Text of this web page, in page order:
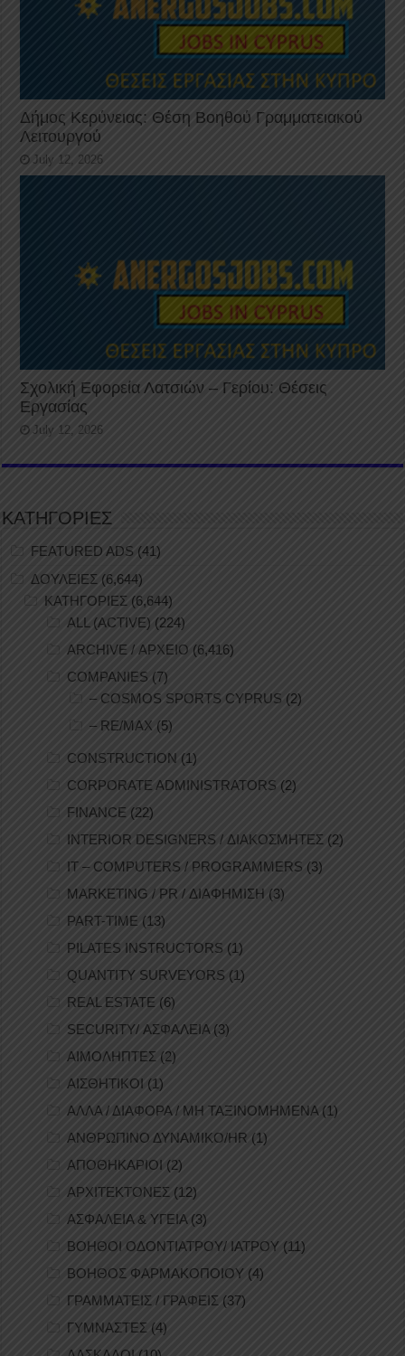
Δήμος Κερύνειας: Θέση Βοηθού Γραμματειακού
Λειτουργού
July 12, 2026
Σχολική Εφορεία Λατσιών – Γερίου: Θέσεις
Εργασίας
July 12, 2026
ΚΑΤΗΓΟΡΙΕΣ
FEATURED ADS (41)
ΔΟΥΛΕΙΕΣ (6,644)
ΚΑΤΗΓΟΡΙΕΣ (6,644)
ALL (ACTIVE) (224)
ARCHIVE / ΑΡΧΕΙΟ (6,416)
COMPANIES (7)
– COSMOS SPORTS CYPRUS (2)
– RE/MAX (5)
CONSTRUCTION (1)
CORPORATE ADMINISTRATORS (2)
FINANCE (22)
INTERIOR DESIGNERS / ΔΙΑΚΟΣΜΗΤΕΣ (2)
IT – COMPUTERS / PROGRAMMERS (3)
MARKETING / PR / ΔΙΑΦΗΜΙΣΗ (3)
PART-TIME (13)
PILATES INSTRUCTORS (1)
QUANTITY SURVEYORS (1)
REAL ESTATE (6)
SECURITY/ ΑΣΦΑΛΕΙΑ (3)
ΑΙΜΟΛΗΠΤΕΣ (2)
ΑΙΣΘΗΤΙΚΟΙ (1)
ΑΛΛΑ / ΔΙΑΦΟΡΑ / ΜΗ ΤΑΞΙΝΟΜΗΜΕΝΑ (1)
ΑΝΘΡΩΠΙΝΟ ΔΥΝΑΜΙΚΟ/HR (1)
ΑΠΟΘΗΚΑΡΙΟΙ (2)
ΑΡΧΙΤΕΚΤΟΝΕΣ (12)
ΑΣΦΑΛΕΙΑ & ΥΓΕΙΑ(3)
ΒΟΗΘΟΙ ΟΔΟΝΤΙΑΤΡΟΥ/ ΙΑΤΡΟΥ (11)
ΒΟΗΘΟΣ ΦΑΡΜΑΚΟΠΟΙΟΥ (4)
ΓΡΑΜΜΑΤΕΙΣ / ΓΡΑΦΕΙΣ (37)
ΓΥΜΝΑΣΤΕΣ (4)